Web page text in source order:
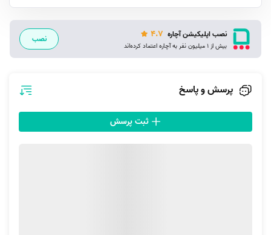
شده برخوردار هستند امکان ارائه خدمات مبل شویی در اصفهان و منزل شما را
ما این فیلترها را در نظر گرفته‌ایم تا با خیالی آسوده پذیرای متخصصان ما باشید.
مهم نیست در کدام بخش از شهر اصفهان زندگی می‌کنید؛ چراکه خدمات مبل
می‌گیرد. از مناطق مرکزی گرفته تا محله‌های کم‌تردد، تیم متخصصان ما در هر
منطقه‌ای که هستید به سمت شما اعزام خواهند شد.
نصب اپلیکیشن آچاره 4.7
بیش از 1 میلیون نفر به آچاره اعتماد کرده‌اند
نصب
پرسش و پاسخ